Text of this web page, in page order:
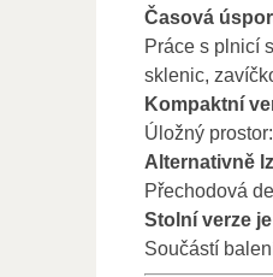
Časová
Práce s plnicí
sklenic,
Kompaktní
Úložný
Alternativně
Přechodová
Stolní verze
Součástí